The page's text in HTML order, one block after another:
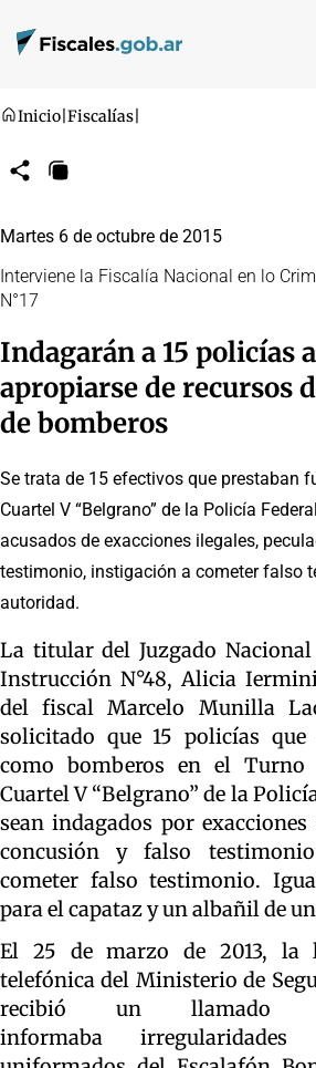
Inicio Fiscalías
CompartirCopiar
Martes 6 de octubre de 2015
Interviene la Fiscalía Nacional en lo
N°17
Indagarán a 15 policías
apropiarse de recursos
de bomberos
Se trata de 15 efectivos que prestaban
Cuartel V “Belgrano” de la Policía
acusados de exacciones ilegales,
testimonio, instigación a cometer falso
autoridad.
La titular del Juzgado
Instrucción N°48, Alicia
del fiscal Marcelo Munilla
solicitado que 15 policías que
como bomberos en el
Cuartel V “Belgrano” de la
sean indagados por exacciones
concusión y falso
cometer falso testimonio.
para el capataz y un albañil de
El 25 de marzo de 2013, la
telefónica del Ministerio de
recibió un
informaba